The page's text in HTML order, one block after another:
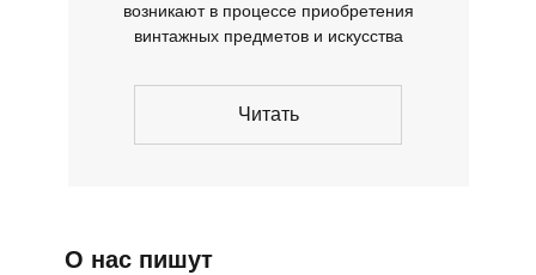
возникают в процессе приобретения
винтажных предметов и искусства
Читать
О нас пишут